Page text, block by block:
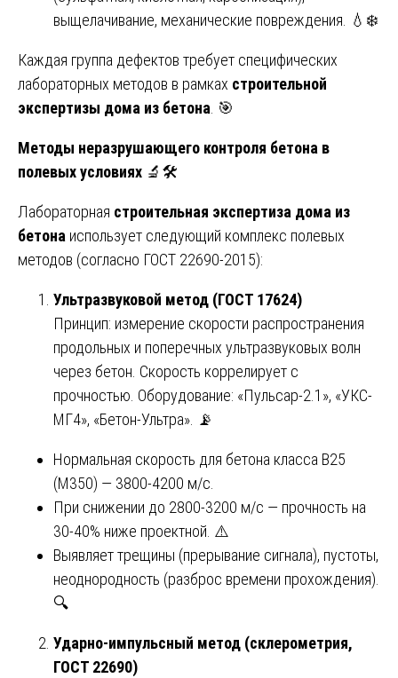
выщелачивание, механические повреждения. 💧❄️
Каждая группа дефектов требует специфических
лабораторных методов в рамках строительной
экспертизы дома из бетона . 🎯
Методы неразрушающего контроля бетона в
полевых условиях 🔬🛠️
Лабораторная строительная экспертиза дома из
бетона использует следующий комплекс полевых
методов (согласно ГОСТ 22690-2015):
Ультразвуковой метод (ГОСТ 17624)
Принцип: измерение скорости распространения
продольных и поперечных ультразвуковых волн
через бетон. Скорость коррелирует с
прочностью. Оборудование: «Пульсар-2.1», «УКС-
МГ4», «Бетон-Ультра». 📡
Нормальная скорость для бетона класса В25
(М350) — 3800-4200 м/с.
При снижении до 2800-3200 м/с — прочность на
30-40% ниже проектной. ⚠️
Выявляет трещины (прерывание сигнала), пустоты,
неоднородность (разброс времени прохождения).
🔍
Ударно-импульсный метод (склерометрия,
ГОСТ 22690)